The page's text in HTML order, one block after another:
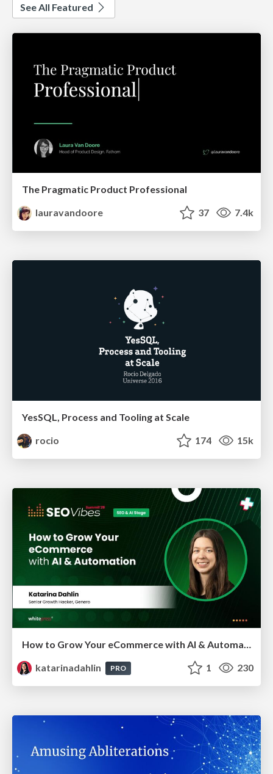
See All Featured
The Pragmatic Product Professional
lauravandoore
37 7.4k
YesSQL, Process and Tooling at Scale
rocio
174 15k
How to Grow Your eCommerce with AI & Automation
katarinadahlin
PRO 1 230